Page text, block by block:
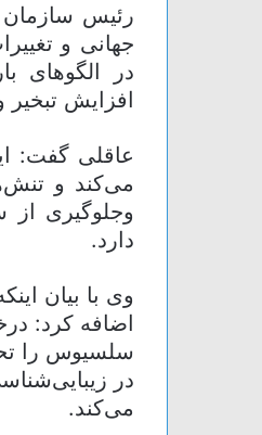
رئیس
جهانی و
در الگوهای
افزایش
عاقلی گفت:
می‌کند و
وجلوگیری از
دارد.
وی با بیان
سلسیوس را
در
می‌کند.